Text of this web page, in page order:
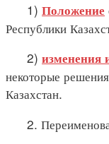
1) Положение
Республики
2) изменения
некоторые
Казахстан.
2.